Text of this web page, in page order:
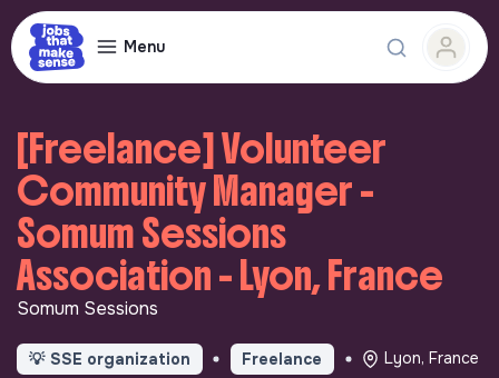
Menu
[Freelance] Volunteer
Community Manager -
Somum Sessions
Association - Lyon, France
Somum Sessions
💡 SSE organization Freelance
Lyon, France